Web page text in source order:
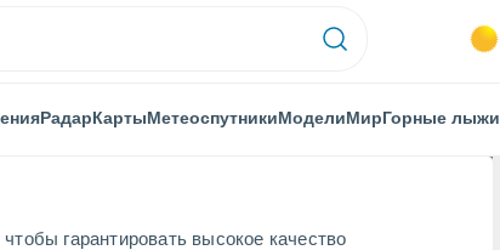
гарантировать высокое качество
РадарКартыМетеоспутникиМоделиМирГорные лыжи